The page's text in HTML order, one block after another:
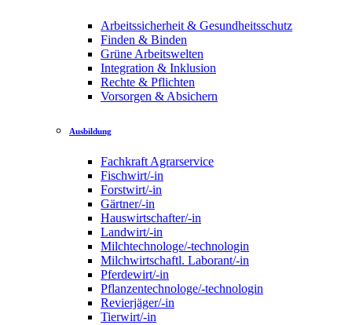
Arbeitssicherheit & Gesundheitsschutz
Finden & Binden
Grüne Arbeitswelten
Integration & Inklusion
Rechte & Pflichten
Vorsorgen & Absichern
Ausbildung
Fachkraft Agrarservice
Fischwirt/-in
Forstwirt/-in
Gärtner/-in
Hauswirtschafter/-in
Landwirt/-in
Milchtechnologe/-technologin
Milchwirtschaftl. Laborant/-in
Pferdewirt/-in
Pflanzentechnologe/-technologin
Revierjäger/-in
Tierwirt/-in